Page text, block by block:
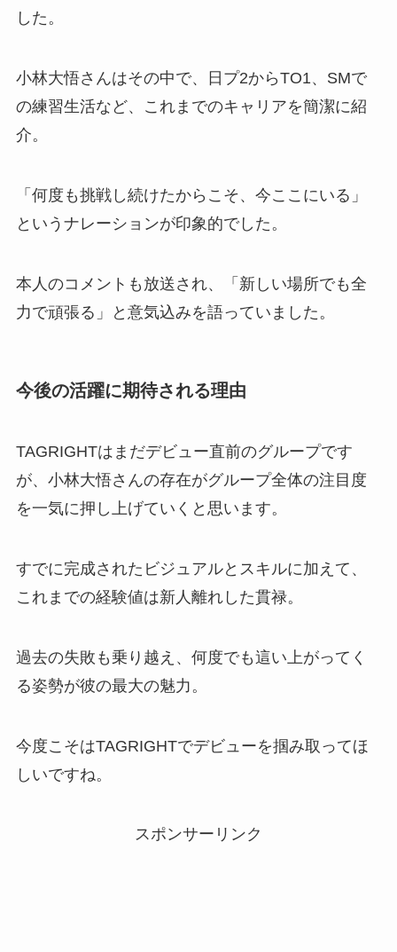
した。
小林大悟さんはその中で、日プ2からTO1、SMで
の練習生活など、これまでのキャリアを簡潔に紹
介。
「何度も挑戦し続けたからこそ、今ここにいる」
というナレーションが印象的でした。
本人のコメントも放送され、「新しい場所でも全
力で頑張る」と意気込みを語っていました。
今後の活躍に期待される理由
TAGRIGHTはまだデビュー直前のグループです
が、小林大悟さんの存在がグループ全体の注目度
を一気に押し上げていくと思います。
すでに完成されたビジュアルとスキルに加えて、
これまでの経験値は新人離れした貫禄。
過去の失敗も乗り越え、何度でも這い上がってく
る姿勢が彼の最大の魅力。
今度こそはTAGRIGHTでデビューを掴み取ってほ
しいですね。
スポンサーリンク